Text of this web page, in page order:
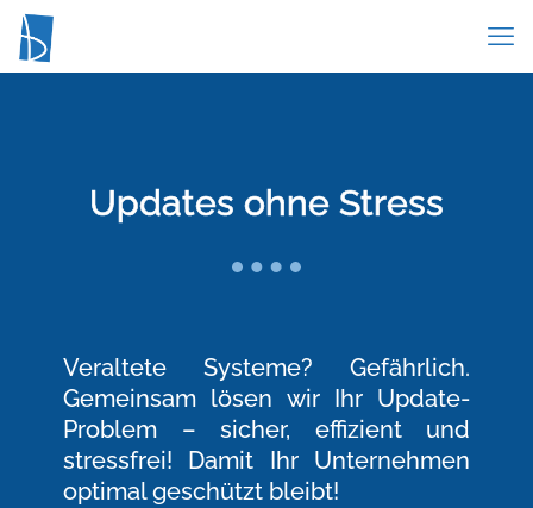
Updates ohne Stress
Veraltete Systeme? Gefährlich.
Gemeinsam lösen wir Ihr Update-
Problem – sicher, effizient und
stressfrei! Damit Ihr Unternehmen
optimal geschützt bleibt!